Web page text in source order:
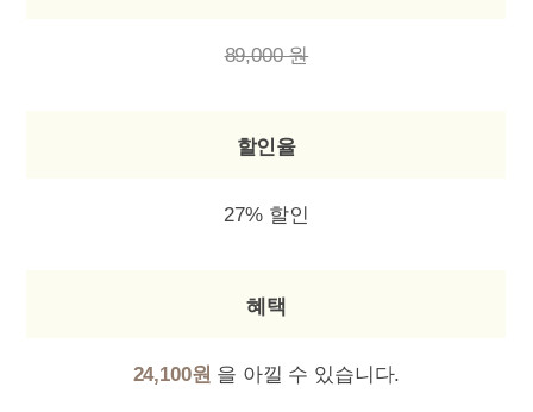
89,000 원
할인율
27% 할인
혜택
24,100원 을 아낄 수 있습니다.